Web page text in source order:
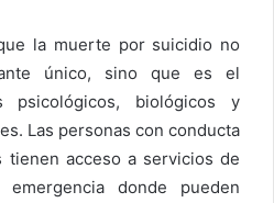
la muerte por suicidio no
único, sino que es el
psicológicos, biológicos y
Las personas con conducta
tienen acceso a servicios de
donde pueden